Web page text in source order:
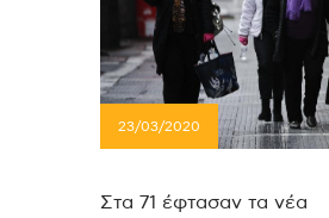
23/03/2020
Στα 71 έφτασαν τα νέα